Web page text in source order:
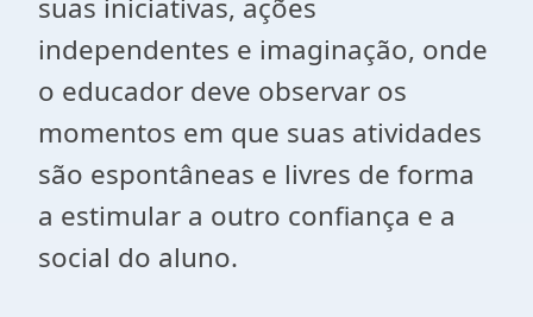
suas iniciativas, ações
independentes e imaginação, onde
o educador deve observar os
momentos em que suas atividades
são espontâneas e livres de forma
a estimular a outro confiança e a
social do aluno.